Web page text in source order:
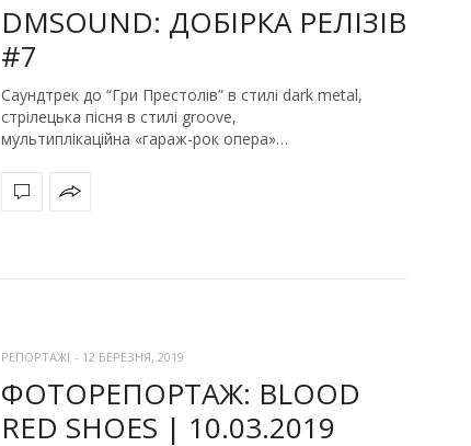
DMSOUND: ДОБІРКА РЕЛІЗІВ
#7
Саундтрек до “Гри Престолів” в стилі dark metal,
стрілецька пісня в стилі groove,
мультиплікаційна «гараж-рок опера»…
РЕПОРТАЖІ - 12 БЕРЕЗНЯ, 2019
ФОТОРЕПОРТАЖ: BLOOD
RED SHOES | 10.03.2019